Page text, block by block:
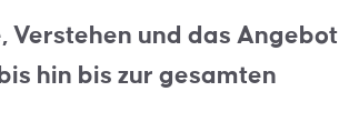
Verstehen und das Angebot
hin bis zur gesamten